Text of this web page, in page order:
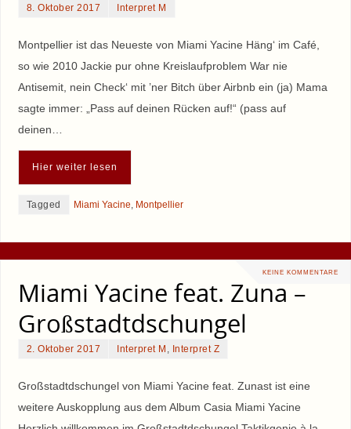
8. Oktober 2017 Interpret M
Montpellier ist das Neueste von Miami Yacine Häng‘ im Café,
so wie 2010 Jackie pur ohne Kreislaufproblem War nie
Antisemit, nein Check‘ mit ’ner Bitch über Airbnb ein (ja) Mama
sagte immer: „Pass auf deinen Rücken auf!“ (pass auf
deinen…
Hier weiter lesen
Tagged Miami Yacine Montpellier
KEINE KOMMENTARE
Miami Yacine feat. Zuna –
Großstadtdschungel
2. Oktober 2017 Interpret M Interpret Z
Großstadtdschungel von Miami Yacine feat. Zunast ist eine
weitere Auskopplung aus dem Album Casia Miami Yacine